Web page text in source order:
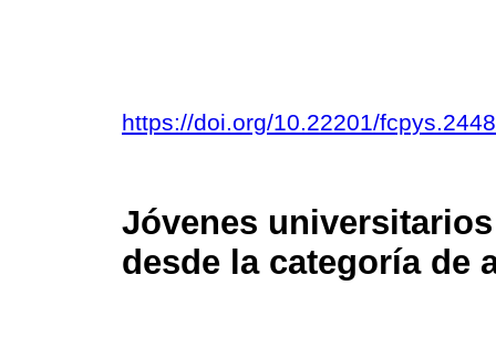
https://doi.org/10.22201/
Jóvenes
desde la categoría de